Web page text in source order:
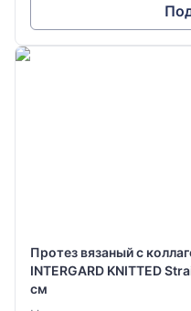
Протез вязаный с
INTERGARD KNITTED
см